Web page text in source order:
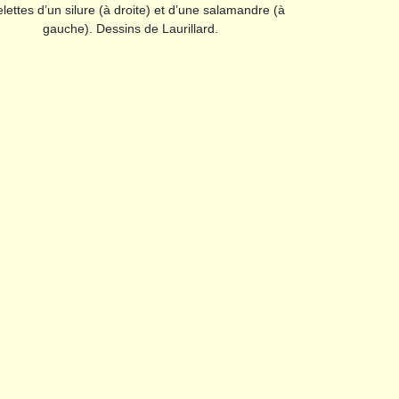
d’un silure (à droite) et d’une salamandre (à
gauche). Dessins de Laurillard.